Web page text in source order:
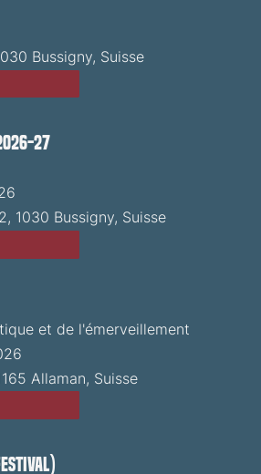
Bussigny, Suisse
27
1030 Bussigny, Suisse
et de l'émerveillement
Allaman, Suisse